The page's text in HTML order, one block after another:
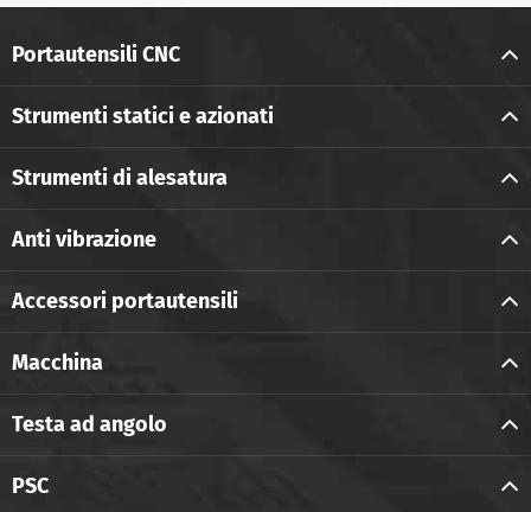
Portautensili CNC
Strumenti statici e azionati
Strumenti di alesatura
Anti vibrazione
Accessori portautensili
Macchina
Testa ad angolo
PSC